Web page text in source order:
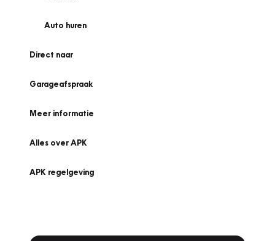
Auto huren
Direct naar
Garageafspraak
Meer informatie
Alles over APK
APK regelgeving